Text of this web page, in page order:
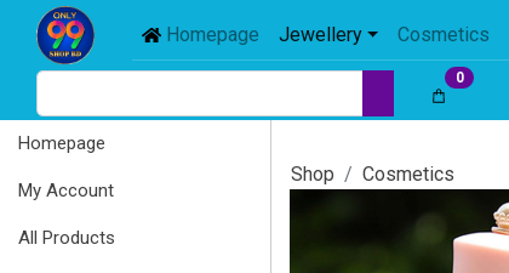
Homepage Jewellery Cosmetics
0
Homepage
My Account
All Products
Shop Cosmetics